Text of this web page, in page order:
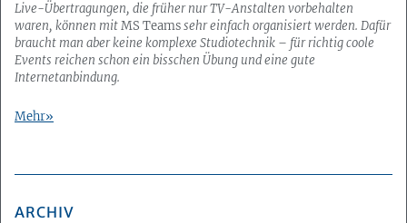
Live-Übertragungen, die früher nur TV-Anstalten vorbehalten
waren, können mitMS Teamssehr einfach organisiert werden. Dafür
braucht man aber keine komplexe Studiotechnik – für richtig coole
Events reichen schon ein bisschen Übung und eine gute
Internetanbindung.
Mehr
ARCHIV